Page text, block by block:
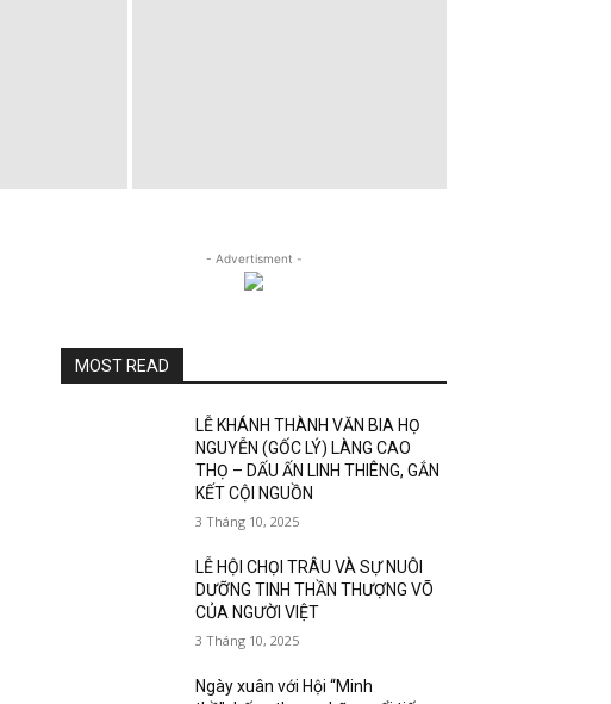
- Advertisment -
MOST READ
LỄ KHÁNH THÀNH VĂN BIA HỌ
NGUYỄN (GỐC LÝ) LÀNG CAO
THỌ – DẤU ẤN LINH THIÊNG, GẮN
KẾT CỘI NGUỒN
3 Tháng 10, 2025
LỄ HỘI CHỌI TRÂU VÀ SỰ NUÔI
DƯỠNG TINH THẦN THƯỢNG VÕ
CỦA NGƯỜI VIỆT
3 Tháng 10, 2025
Ngày xuân với Hội “Minh